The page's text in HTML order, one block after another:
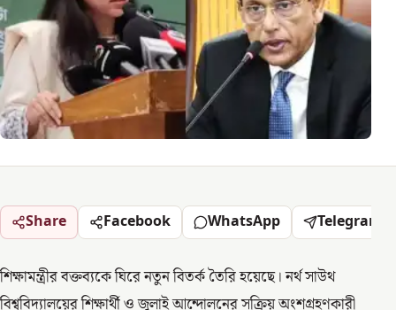
Share Facebook WhatsApp Telegram
শিক্ষামন্ত্রীর বক্তব্যকে ঘিরে নতুন বিতর্ক তৈরি হয়েছে। নর্থ সাউথ
বিশ্ববিদ্যালয়ের শিক্ষার্থী ও জুলাই আন্দোলনের সক্রিয় অংশগ্রহণকারী